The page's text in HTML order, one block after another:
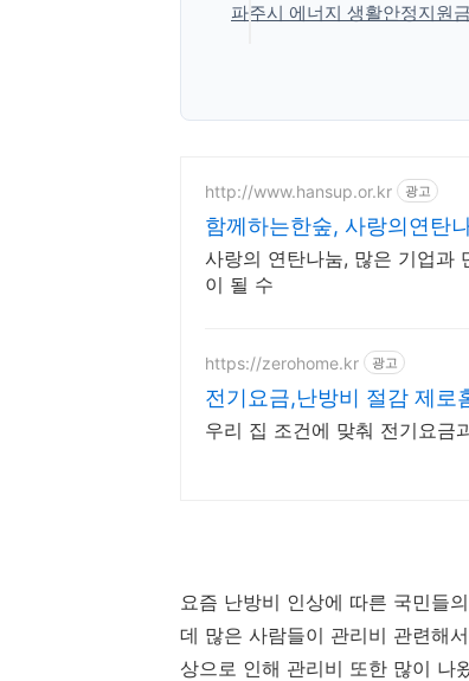
파주시 에너지 생활안정지원
http://www.hansup.or.kr 광고
함께하는한숲, 사랑의연탄
사랑의 연탄나눔, 많은 기업과
이 될 수
https://zerohome.kr 광고
전기요금,난방비 절감 제로
우리 집 조건에 맞춰 전기요금
요즘 난방비 인상에 따른 국민들
데 많은 사람들이 관리비 관련해
상으로 인해 관리비 또한 많이 나